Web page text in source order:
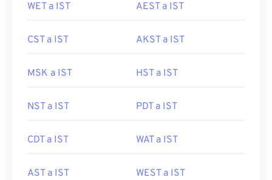
WET a IST AEST a IST
CST a IST AKST a IST
MSK a IST HST a IST
NST a IST PDT a IST
CDT a IST WAT a IST
AST a IST WEST a IST